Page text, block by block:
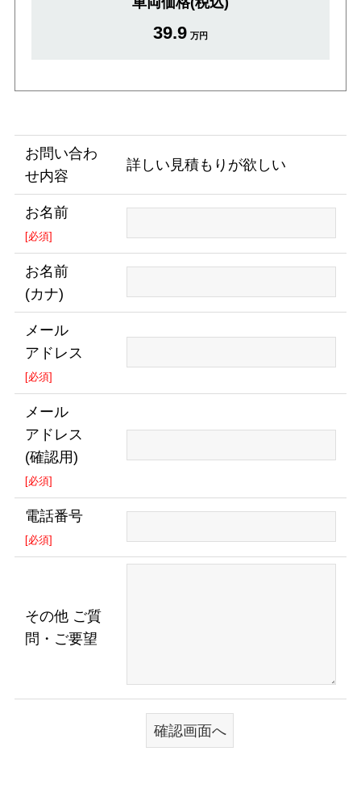
39.9 万円
お問い合わ
せ内容
詳しい見積もりが欲しい
お名前
[必須]
お名前
(カナ)
メール
アドレス
[必須]
メール
アドレス
(確認用)
[必須]
電話番号
[必須]
その他 ご質
問・ご要望